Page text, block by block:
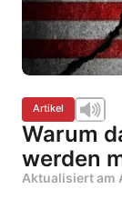
Artikel
Warum
werden
Aktualisiert am